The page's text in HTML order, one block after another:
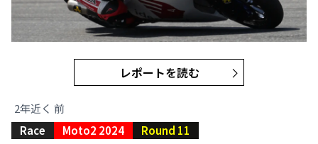
レポートを読む
2年近く 前
Race
Moto2 2024 Round 11